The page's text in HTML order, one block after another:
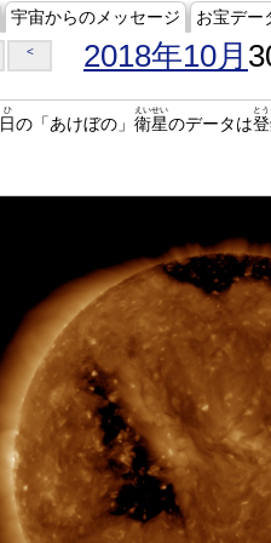
宇宙からのメッセージ お宝デー
< 2018年10月
日
ひ
の「あけぼの」 衛星
えいせい
のデータは
とう